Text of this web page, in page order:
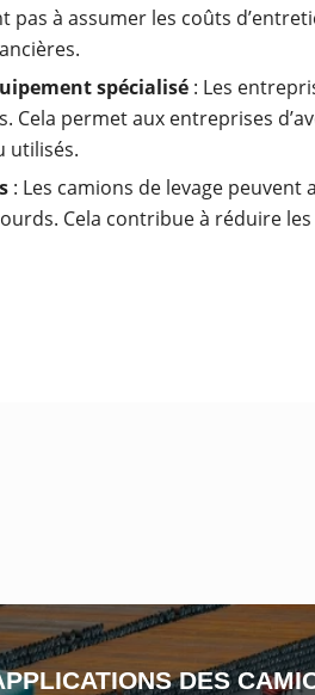
pas à assumer les coûts
spécialisé : Les
Cela permet aux entreprises
utilisés.
: Les camions de levage
Cela contribue à réduire
DES